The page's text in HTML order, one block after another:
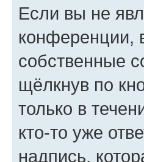
Если вы не
конференции,
собственные
щёлкнув по
только в
кто-то уже
надпись,